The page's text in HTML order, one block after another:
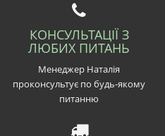
КОНСУЛЬТАЦІЇ З
ЛЮБИХ ПИТАНЬ
Менеджер Наталія
проконсультує по будь-якому
питанню